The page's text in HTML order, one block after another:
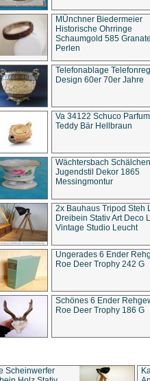
MÜnchner Biedermeier
Historische Ohrringe
Schaumgold 585
Perlen
Telefonablage
Design 60er 70er Jahre
Va 34122 Schuco
Teddy Bär Hellbraun
Wächtersbach Schälchen
Jugendstil Dekor 1865
Messingmontur
2x Bauhaus Tripod Steh
Dreibein Stativ Art Deco
Vintage Studio Leucht
Ungerades 6 Ender
Roe Deer Trophy 242 G
Schönes 6 Ender
Roe Deer Trophy 186 G
Scheinwerfer